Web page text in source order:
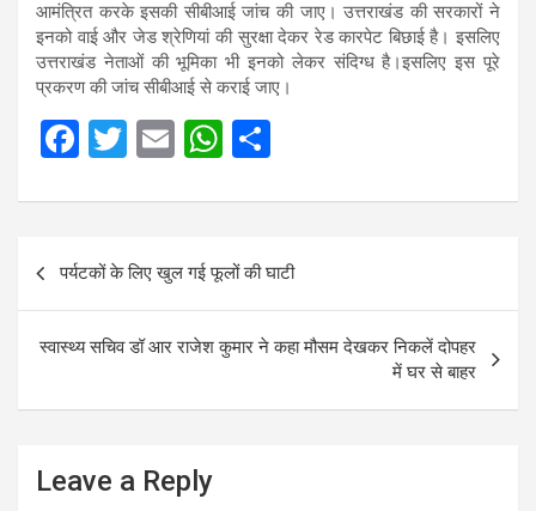
आमंत्रित करके इसकी सीबीआई जांच की जाए। उत्तराखंड की सरकारों ने
इनको वाई और जेड श्रेणियां की सुरक्षा देकर रेड कारपेट बिछाई है। इसलिए
उत्तराखंड नेताओं की भूमिका भी इनको लेकर संदिग्ध है।इसलिए इस पूरे
प्रकरण की जांच सीबीआई से कराई जाए।
F
ce
b
o
o
k
T
tt
er
E
ail
W
at
s
A
p
p
ar
e
Post
navigation
पर्यटकों के लिए खुल गई फूलों की घाटी
स्वास्थ्य सचिव डॉ आर राजेश कुमार ने कहा मौसम देखकर निकलें दोपहर
में घर से बाहर
Leave a Reply